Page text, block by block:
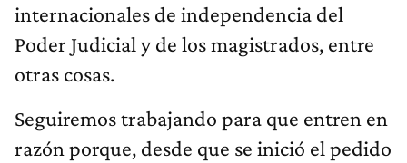
internacionales de independencia del
Poder Judicial y de los magistrados, entre
otras cosas.
Seguiremos trabajando para que entren en
razón porque, desde que se inició el pedido